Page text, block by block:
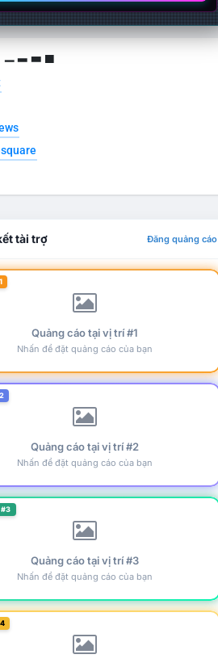
▁ ▂ ▃ ▄
tài trợ Đăng quảng cáo
Quảng cáo tại vị trí #1
Nhấn để đặt quảng cáo của bạn
Quảng cáo tại vị trí #2
Nhấn để đặt quảng cáo của bạn
Quảng cáo tại vị trí #3
Nhấn để đặt quảng cáo của bạn